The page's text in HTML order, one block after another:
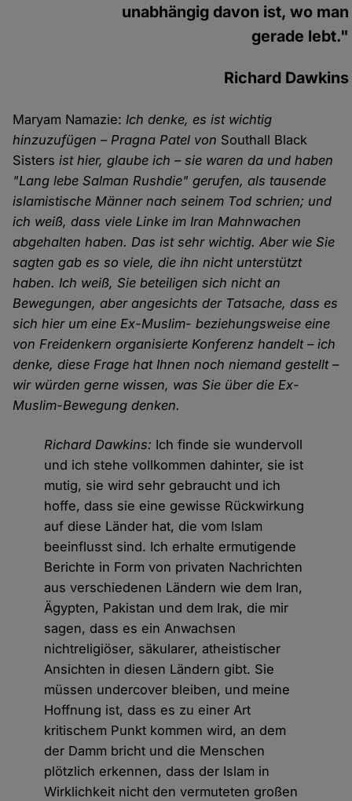
unabhängig davon ist, wo man
gerade lebt."
Richard Dawkins
Maryam Namazie:Ich denke, es ist wichtig
hinzuzufügen – Pragna Patel von Southall Black
Sisters ist hier, glaube ich – sie waren da und haben
"Lang lebe Salman Rushdie" gerufen, als tausende
islamistische Männer nach seinem Tod schrien; und
ich weiß, dass viele Linke im Iran Mahnwachen
abgehalten haben. Das ist sehr wichtig. Aber wie Sie
sagten gab es so viele, die ihn nicht unterstützt
haben. Ich weiß, Sie beteiligen sich nicht an
Bewegungen, aber angesichts der Tatsache, dass es
sich hier um eine Ex-Muslim- beziehungsweise eine
von Freidenkern organisierte Konferenz handelt – ich
denke, diese Frage hat Ihnen noch niemand gestellt –
wir würden gerne wissen, was Sie über die Ex-
Muslim-Bewegung denken.
Richard Dawkins: Ich finde sie wundervoll
und ich stehe vollkommen dahinter, sie ist
mutig, sie wird sehr gebraucht und ich
hoffe, dass sie eine gewisse Rückwirkung
auf diese Länder hat, die vom Islam
beeinflusst sind. Ich erhalte ermutigende
Berichte in Form von privaten Nachrichten
aus verschiedenen Ländern wie dem Iran,
Ägypten, Pakistan und dem Irak, die mir
sagen, dass es ein Anwachsen
nichtreligiöser, säkularer, atheistischer
Ansichten in diesen Ländern gibt. Sie
müssen undercover bleiben, und meine
Hoffnung ist, dass es zu einer Art
kritischem Punkt kommen wird, an dem
der Damm bricht und die Menschen
plötzlich erkennen, dass der Islam in
Wirklichkeit nicht den vermuteten großen